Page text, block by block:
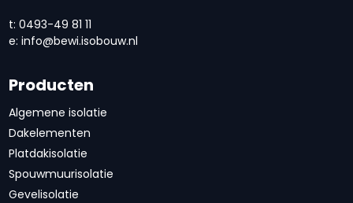
t: 0493-49 81 11
e: info@bewi.isobouw.nl
Producten
Algemene isolatie
Dakelementen
Platdakisolatie
Spouwmuurisolatie
Gevelisolatie